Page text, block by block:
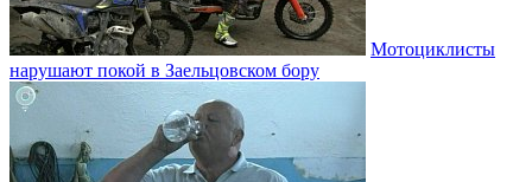
Мотоциклисты
нарушают покой в Заельцовском бору